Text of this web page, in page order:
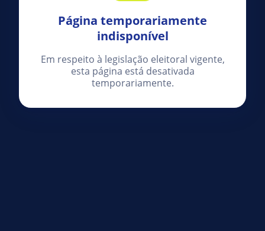
Página temporariamente
indisponível
Em respeito à legislação eleitoral vigente,
esta página está desativada
temporariamente.